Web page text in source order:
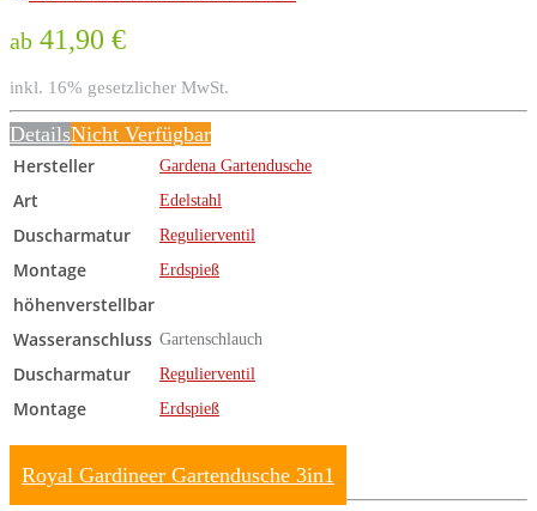
ab 41,90 €
inkl. 16% gesetzlicher MwSt.
DetailsNicht Verfügbar
Hersteller Gardena Gartendusche
Art Edelstahl
Duscharmatur Regulierventil
Montage Erdspieß
höhenverstellbar
Wasseranschluss Gartenschlauch
Duscharmatur Regulierventil
Montage Erdspieß
Royal Gardineer Gartendusche 3in1